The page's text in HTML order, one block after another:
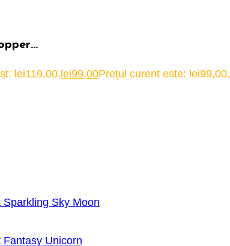
lei119,00. lei99,00Prețul curent este: lei99,00.